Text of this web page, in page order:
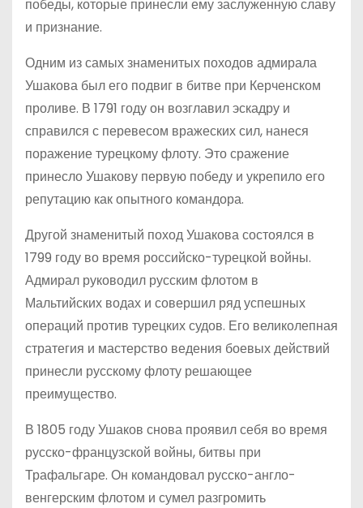
победы, которые принесли ему заслуженную славу
и признание.
Одним из самых знаменитых походов адмирала
Ушакова был его подвиг в битве при Керченском
проливе. В 1791 году он возглавил эскадру и
справился с перевесом вражеских сил, нанеся
поражение турецкому флоту. Это сражение
принесло Ушакову первую победу и укрепило его
репутацию как опытного командора.
Другой знаменитый поход Ушакова состоялся в
1799 году во время российско-турецкой войны.
Адмирал руководил русским флотом в
Мальтийских водах и совершил ряд успешных
операций против турецких судов. Его великолепная
стратегия и мастерство ведения боевых действий
принесли русскому флоту решающее
преимущество.
В 1805 году Ушаков снова проявил себя во время
русско-французской войны, битвы при
Трафальгаре. Он командовал русско-англо-
венгерским флотом и сумел разгромить